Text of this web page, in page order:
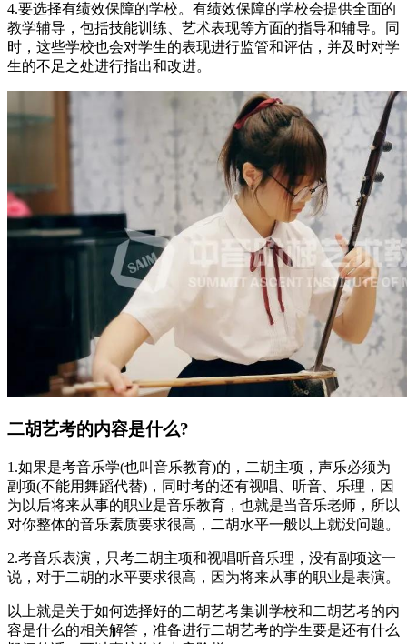
4.要选择有绩效保障的学校。有绩效保障的学校会提供全面的
教学辅导，包括技能训练、艺术表现等方面的指导和辅导。同
时，这些学校也会对学生的表现进行监管和评估，并及时对学
生的不足之处进行指出和改进。
二胡艺考的内容是什么?
1.如果是考音乐学(也叫音乐教育)的，二胡主项，声乐必须为
副项(不能用舞蹈代替)，同时考的还有视唱、听音、乐理，因
为以后将来从事的职业是音乐教育，也就是当音乐老师，所以
对你整体的音乐素质要求很高，二胡水平一般以上就没问题。
2.考音乐表演，只考二胡主项和视唱听音乐理，没有副项这一
说，对于二胡的水平要求很高，因为将来从事的职业是表演。
以上就是关于如何选择好的二胡艺考集训学校和二胡艺考的内
容是什么的相关解答，准备进行二胡艺考的学生要是还有什么